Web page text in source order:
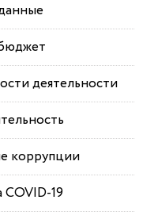
деятельности
коррупции
19